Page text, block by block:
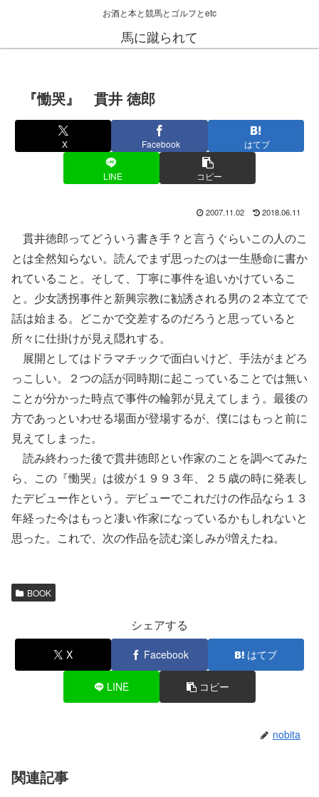
お酒と本と競馬とゴルフとetc
馬に蹴られて
『慟哭』 貫井 徳郎
X Facebook はてブ
LINE コピー
2007.11.02 2018.06.11
貫井徳郎ってどういう書き手？と言うぐらいこの人のこ
とは全然知らない。読んでまず思ったのは一生懸命に書か
れていること。そして、丁寧に事件を追いかけているこ
と。少女誘拐事件と新興宗教に勧誘される男の２本立てで
話は始まる。どこかで交差するのだろうと思っていると
所々に仕掛けが見え隠れする。
展開としてはドラマチックで面白いけど、手法がまどろ
っこしい。２つの話が同時期に起こっていることでは無い
ことが分かった時点で事件の輪郭が見えてしまう。最後の
方であっといわせる場面が登場するが、僕にはもっと前に
見えてしまった。
読み終わった後で貫井徳郎とい作家のことを調べてみた
ら、この『慟哭』は彼が１９９３年、２５歳の時に発表し
たデビュー作という。デビューでこれだけの作品なら１３
年経った今はもっと凄い作家になっているかもしれないと
思った。これで、次の作品を読む楽しみが増えたね。
BOOK
シェアする
X Facebook はてブ
LINE コピー
nobita
関連記事